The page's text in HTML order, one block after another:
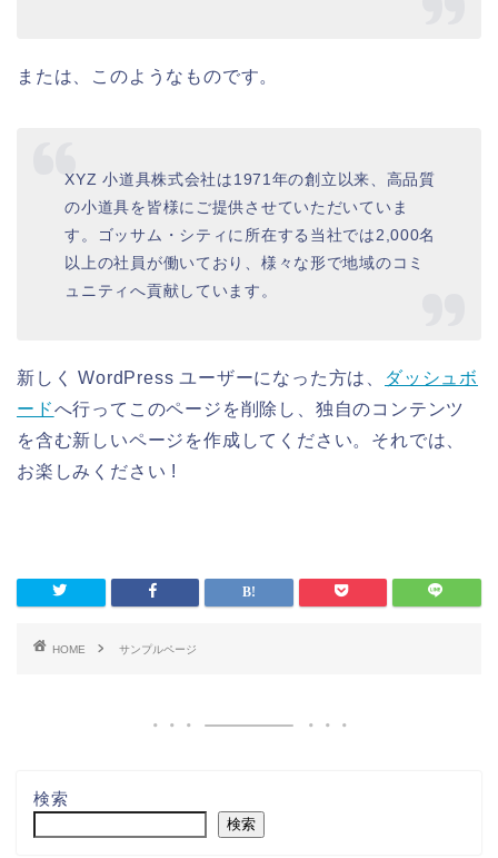
または、このようなものです。
XYZ 小道具株式会社は1971年の創立以来、高品質
の小道具を皆様にご提供させていただいていま
す。ゴッサム・シティに所在する当社では2,000名
以上の社員が働いており、様々な形で地域のコミ
ュニティへ貢献しています。
新しく WordPress ユーザーになった方は、
ダッシュボ
ードへ行ってこのページを削除し、独自のコンテンツ
を含む新しいページを作成してください。それでは、
お楽しみください !
HOME サンプルページ
検索
検索